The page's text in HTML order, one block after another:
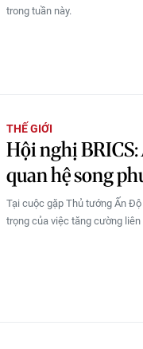
trong tuần này.
THẾ GIỚI
Hội nghị
quan hệ song
Tại cuộc gặp Thủ tướng Ấn
trọng của việc tăng cường